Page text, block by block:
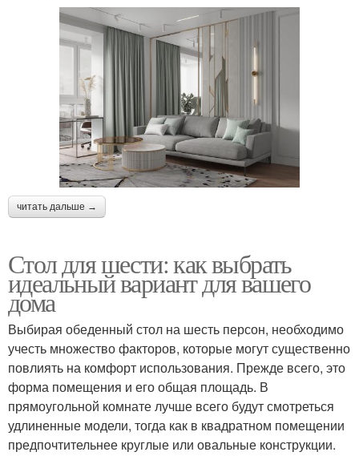
читать дальше →
Стол для шести: как выбрать
идеальный вариант для вашего
дома
Выбирая обеденный стол на шесть персон, необходимо
учесть множество факторов, которые могут существенно
повлиять на комфорт использования. Прежде всего, это
форма помещения и его общая площадь. В
прямоугольной комнате лучше всего будут смотреться
удлиненные модели, тогда как в квадратном помещении
предпочтительнее круглые или овальные конструкции.